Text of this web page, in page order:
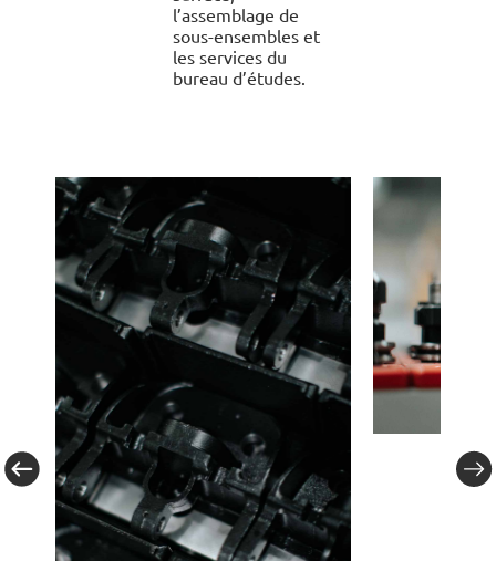
l’assemblage de
sous-ensembles et
les services du
bureau d’études.